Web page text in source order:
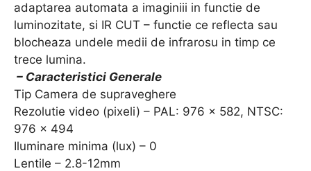
adaptarea automata a imaginiii in functie de
luminozitate, si IR CUT – functie ce reflecta sau
blocheaza undele medii de infrarosu in timp ce
trece lumina.
– Caracteristici Generale
Tip Camera de supraveghere
Rezolutie video (pixeli) – PAL: 976 x 582, NTSC:
976 x 494
Iluminare minima (lux) – 0
Lentile – 2.8-12mm